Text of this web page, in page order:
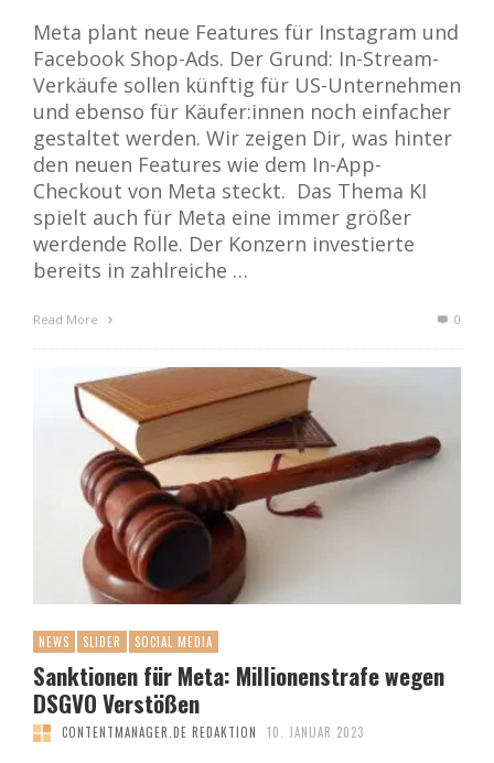
Meta plant neue Features für Instagram und
Facebook Shop-Ads. Der Grund: In-Stream-
Verkäufe sollen künftig für US-Unternehmen
und ebenso für Käufer:innen noch einfacher
gestaltet werden. Wir zeigen Dir, was hinter
den neuen Features wie dem In-App-
Checkout von Meta steckt. Das Thema KI
spielt auch für Meta eine immer größer
werdende Rolle. Der Konzern investierte
bereits in zahlreiche …
Read More 0
NEWS SLIDER SOCIAL MEDIA
Sanktionen für Meta: Millionenstrafe wegen
DSGVO Verstößen
CONTENTMANAGER.DE REDAKTION 10. JANUAR 2023